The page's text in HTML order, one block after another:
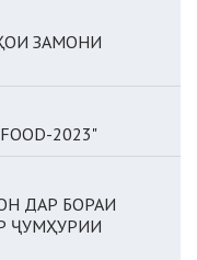
ЗАМОНИ
2023"
ДАР БОРАИ
ҶУМҲУРИИ